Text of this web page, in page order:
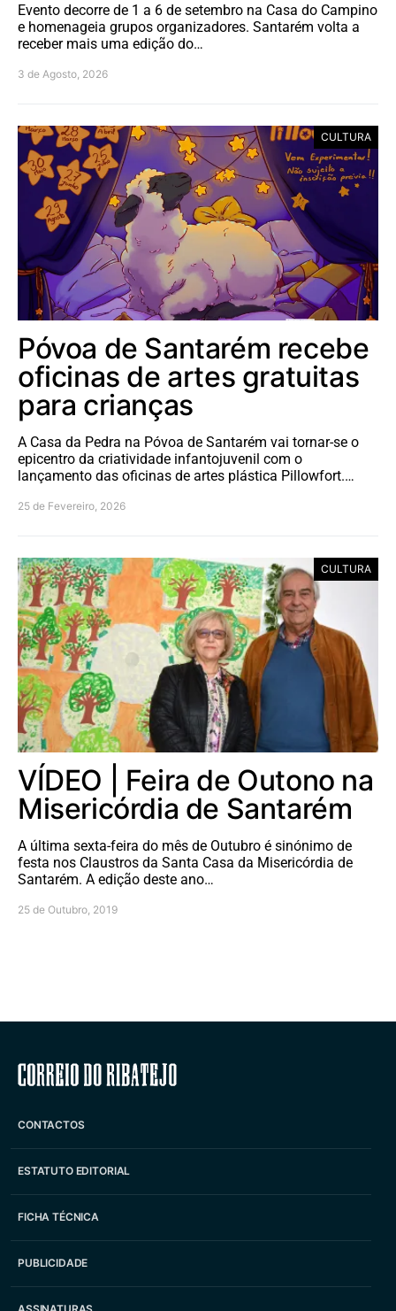
Evento decorre de 1 a 6 de setembro na Casa do Campino
e homenageia grupos organizadores. Santarém volta a
receber mais uma edição do…
3 de Agosto, 2026
CULTURA
Póvoa de Santarém recebe
oficinas de artes gratuitas
para crianças
A Casa da Pedra na Póvoa de Santarém vai tornar-se o
epicentro da criatividade infantojuvenil com o
lançamento das oficinas de artes plástica Pillowfort.…
25 de Fevereiro, 2026
CULTURA
VÍDEO | Feira de Outono na
Misericórdia de Santarém
A última sexta-feira do mês de Outubro é sinónimo de
festa nos Claustros da Santa Casa da Misericórdia de
Santarém. A edição deste ano…
25 de Outubro, 2019
Correio do Ribatejo
CONTACTOS
ESTATUTO EDITORIAL
FICHA TÉCNICA
PUBLICIDADE